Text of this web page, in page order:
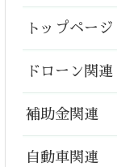
トップページ
ドローン関連
補助金関連
自動車関連